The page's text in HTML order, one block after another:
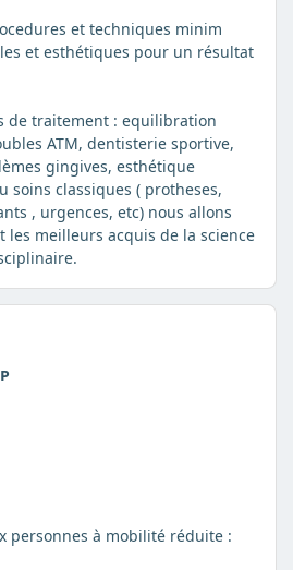
et techniques minim
et esthétiques pour un résultat
de traitement : equilibration
ATM, dentisterie sportive,
gingives, esthétique
soins classiques ( protheses,
, urgences, etc) nous allons
les meilleurs acquis de la science
personnes à mobilité réduite :